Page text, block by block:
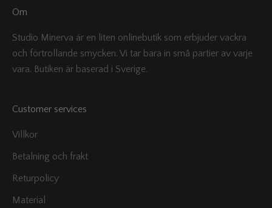
Om
Studio Minerva är en liten onlinebutik som erbjuder vackra
och förtrollande smycken. Vi tar bara in små partier av varje
vara. Butiken är baserad i Sverige.
Customer services
Villkor
Betalning och frakt
Returpolicy
Material